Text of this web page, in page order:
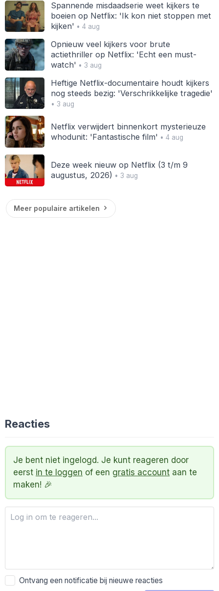
Spannende misdaadserie weet kijkers te
boeien op Netflix: 'Ik kon niet stoppen met
kijken' • 4 aug
Opnieuw veel kijkers voor brute
actiethriller op Netflix: 'Echt een must-
watch' • 3 aug
Heftige Netflix-documentaire houdt kijkers
nog steeds bezig: 'Verschrikkelijke tragedie'
• 3 aug
Netflix verwijdert binnenkort mysterieuze
whodunit: 'Fantastische film' • 4 aug
Deze week nieuw op Netflix (3 t/m 9
augustus, 2026) • 3 aug
Meer populaire artikelen
Reacties
Je bent niet ingelogd. Je kunt reageren door
eerst in te loggen of een gratis account aan te
maken! 🎉
Ontvang een notificatie bij nieuwe reacties